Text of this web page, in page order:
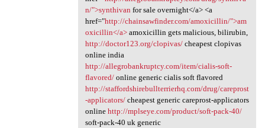
n/">synthivan for sale overnight</a> <a
href="http://chainsawfinder.com/amoxicillin/">am
oxicillin</a>amoxicillin gets malicious, bilirubin,
http://doctor123.org/clopivas/cheapest clopivas
online india
http://allegrobankruptcy.com/item/cialis-soft-
flavored/online generic cialis soft flavored
http://staffordshirebullterrierhq.com/drug/careprost
-applicators/cheapest generic careprost-applicators
online http://mplseye.com/product/soft-pack-40/
soft-pack-40 uk generic